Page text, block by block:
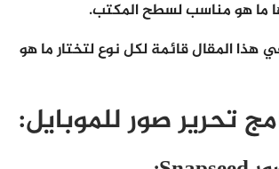
هذا المقال قائمة لكل نوع لتختار ما هو
تحرير صور للموبايل: